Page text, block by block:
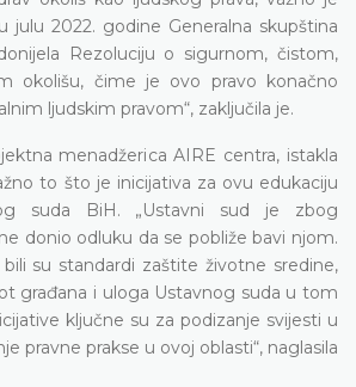
julu 2022. godine Generalna skupština
Rezoluciju o sigurnom, čistom,
okolišu, čime je ovo pravo konačno
ljudskim pravom“, zaključila je.
menadžerica AIRE centra, istakla
to što je inicijativa za ovu edukaciju
suda BiH. „Ustavni sud je zbog
donio odluku da se pobliže bavi njom.
su standardi zaštite životne sredine,
građana i uloga Ustavnog suda u tom
ključne su za podizanje svijesti u
pravne prakse u ovoj oblasti“, naglasila